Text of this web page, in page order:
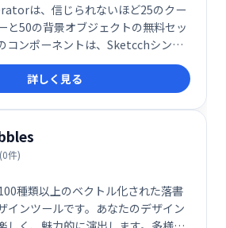
は、信じられないほど25のクー
と50の背景オブジェクトの無料セッ
コンポーネントは、Sketcchシンボ
ーネントで編集可能です。SVG、
います。次のプロジェクトのユニー
無料で作成します。
詳しく見る
(0件)
種類以上のベクトル化された落書
インツールです。あなたのデザイン